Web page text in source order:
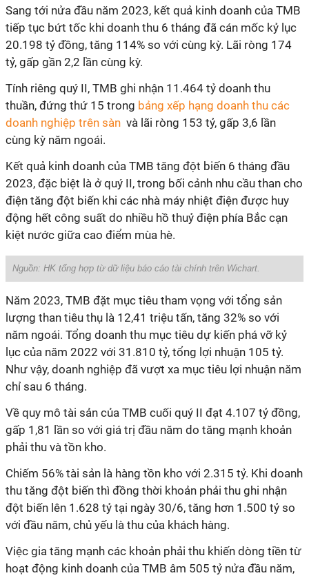
Sang tới nửa đầu năm 2023, kết quả kinh doanh của TMB
tiếp tục bứt tốc khi doanh thu 6 tháng đã cán mốc kỷ lục
20.198 tỷ đồng, tăng 114% so với cùng kỳ. Lãi ròng 174
tỷ, gấp gần 2,2 lần cùng kỳ.
Tính riêng quý II, TMB ghi nhận 11.464 tỷ doanh thu
thuần, đứng thứ 15 trong bảng xếp hạng doanh thu các
doanh nghiệp trên sàn và lãi ròng 153 tỷ, gấp 3,6 lần
cùng kỳ năm ngoái.
Kết quả kinh doanh của TMB tăng đột biến 6 tháng đầu
2023, đặc biệt là ở quý II, trong bối cảnh nhu cầu than cho
điện tăng đột biến khi các nhà máy nhiệt điện được huy
động hết công suất do nhiều hồ thuỷ điện phía Bắc cạn
kiệt nước giữa cao điểm mùa hè.
Nguồn: HK tổng hợp từ dữ liệu báo cáo tài chính trên Wichart.
Năm 2023, TMB đặt mục tiêu tham vọng với tổng sản
lượng than tiêu thụ là 12,41 triệu tấn, tăng 32% so với
năm ngoái. Tổng doanh thu mục tiêu dự kiến phá vỡ kỷ
lục của năm 2022 với 31.810 tỷ, tổng lợi nhuận 105 tỷ.
Như vậy, doanh nghiệp đã vượt xa mục tiêu lợi nhuận năm
chỉ sau 6 tháng.
Về quy mô tài sản của TMB cuối quý II đạt 4.107 tỷ đồng,
gấp 1,81 lần so với giá trị đầu năm do tăng mạnh khoản
phải thu và tồn kho.
Chiếm 56% tài sản là hàng tồn kho với 2.315 tỷ. Khi doanh
thu tăng đột biến thì đồng thời khoản phải thu ghi nhận
đột biến lên 1.628 tỷ tại ngày 30/6, tăng hơn 1.500 tỷ so
với đầu năm, chủ yếu là thu của khách hàng.
Việc gia tăng mạnh các khoản phải thu khiến dòng tiền từ
hoạt động kinh doanh của TMB âm 505 tỷ nửa đầu năm,